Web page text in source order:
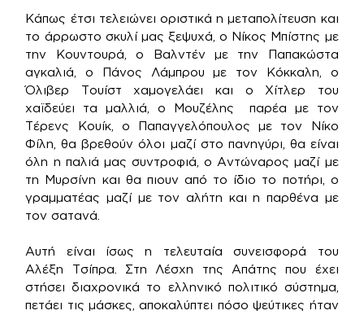
Κάπως έτσι τελειώνει οριστικά η μεταπολίτευση και
το άρρωστο σκυλί μας ξεψυχά, ο Νίκος Μπίστης με
την Κουντουρά, ο Βαλντέν με την Παπακώστα
αγκαλιά, ο Πάνος Λάμπρου με τον Κόκκαλη, ο
Όλιβερ Τουίστ χαμογελάει και ο Χίτλερ του
χαϊδεύει τα μαλλιά, ο Μουζέλης παρέα με τον
Τέρενς Κουίκ, ο Παπαγγελόπουλος με τον Νίκο
Φίλη, θα βρεθούν όλοι μαζί στο πανηγύρι, θα είναι
όλη η παλιά μας συντροφιά, ο Αντώναρος μαζί με
τη Μυρσίνη και θα πιουν από το ίδιο το ποτήρι, ο
γραμματέας μαζί με τον αλήτη και η παρθένα με
τον σατανά.
Αυτή είναι ίσως η τελευταία συνεισφορά του
Αλέξη Τσίπρα. Στη Λέσχη της Απάτης που έχει
στήσει διαχρονικά το ελληνικό πολιτικό σύστημα,
πετάει τις μάσκες, αποκαλύπτει πόσο ψεύτικες ήταν